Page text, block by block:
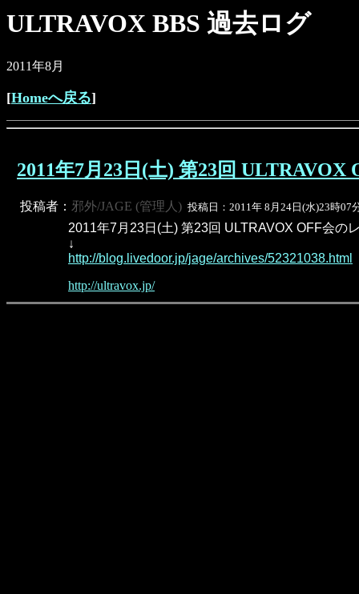
ULTRAVOX BBS 過去ログ
2011年8月
[Homeへ戻る]
2011年7月23日(土) 第23回 ULTRAVOX
投稿者： 邪外/JAGE (管理人) 投稿日：2011年 8月24日(水)23時07
2011年7月23日(土) 第23回 ULTRAVOX OFF会の
↓
http://blog.livedoor.jp/jage/archives/52321038.html
http://ultravox.jp/